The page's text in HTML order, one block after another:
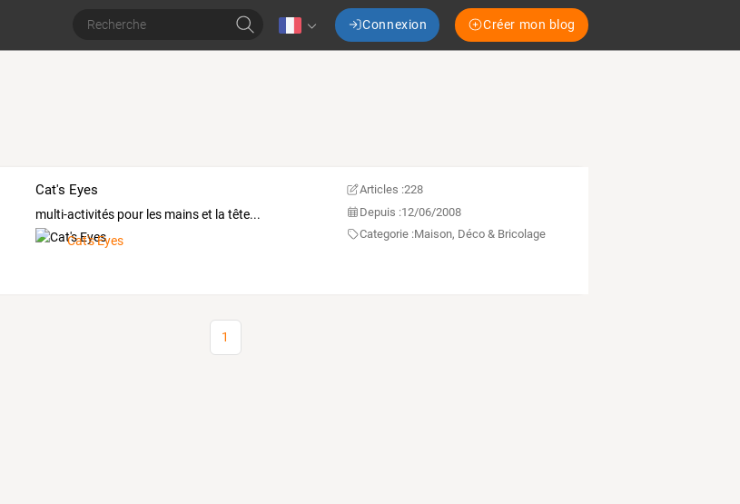
Connexion Créer mon blog
Cat's Eyes
multi-activités pour les mains et la tête...
Cat's Eyes
Articles :228
Depuis :12/06/2008
Categorie :Maison, Déco & Bricolage
1